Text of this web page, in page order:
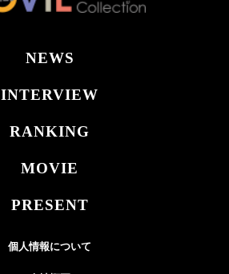
NEWS
INTERVIEW
RANKING
MOVIE
PRESENT
個人情報について